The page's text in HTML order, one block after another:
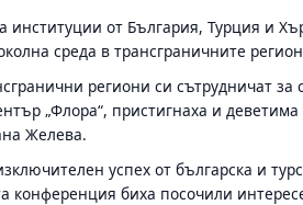
институции от България, Турция и
среда в трансграничните
региони си сътрудничат
„Флора“, пристигнаха и
Желева.
успех от българска и
конференция биха посочили